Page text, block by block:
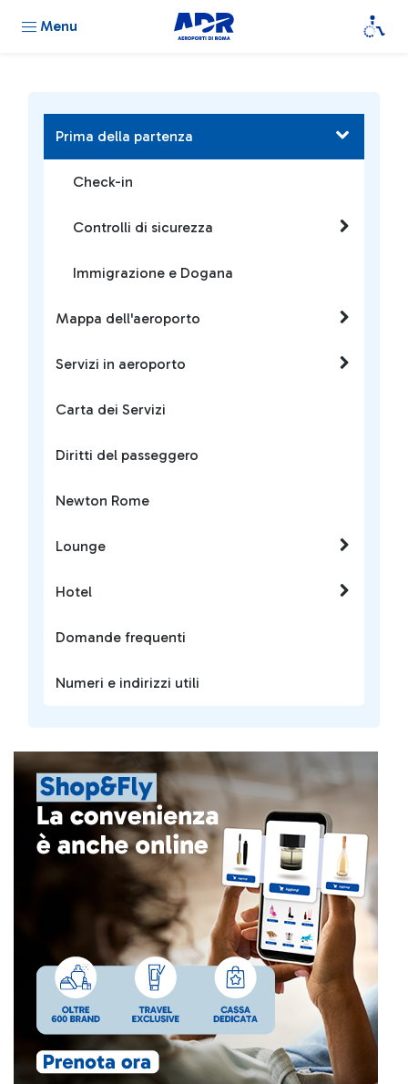
Menu
Prima della partenza
Check-in
Controlli di sicurezza
Immigrazione e Dogana
Mappa dell'aeroporto
Servizi in aeroporto
Carta dei Servizi
Diritti del passeggero
Newton Rome
Lounge
Hotel
Domande frequenti
Numeri e indirizzi utili